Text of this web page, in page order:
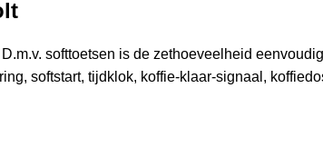
softtoetsen is de zethoeveelheid
softstart, tijdklok, koffie-klaar-signaal,